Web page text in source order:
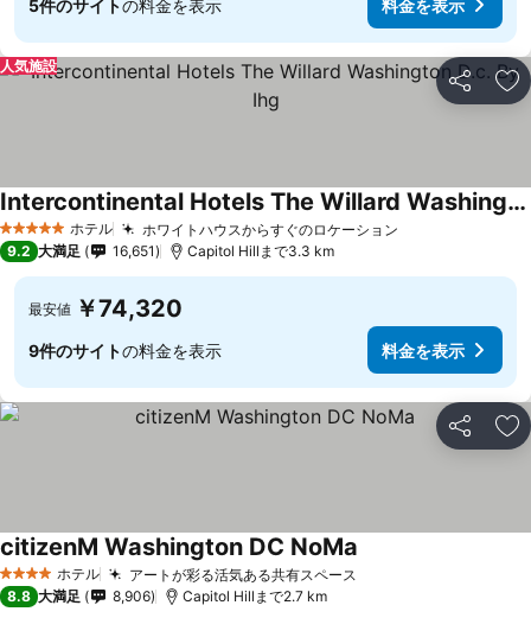
5件のサイトの料金を表示 料金を表示
シェア お
人気施設
5 ホテルのランク
ホテル ホワイトハウスからすぐのロケーション
Intercontinental Hotels The Willard Washington D.c. By Ihg
9.2 大満足 16,651 Capitol Hillまで3.3 km
最安値 ￥74,320
9件のサイトの料金を表示 料金を表示
シェア お
4 ホテルのランク
ホテル アートが彩る活気ある共有スペース
citizenM Washington DC NoMa
8.8 大満足 8,906 Capitol Hillまで2.7 km